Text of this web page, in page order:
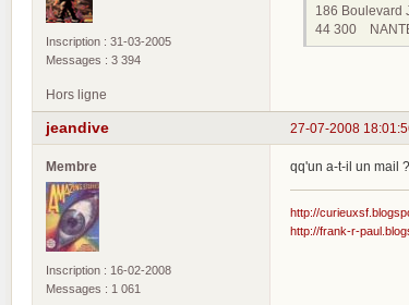
Inscription : 31-03-2005
Messages : 3 394
186 Boulevard
44 300
Hors ligne
27-07-2008
jeandive
Membre
Inscription : 16-02-2008
Messages : 1 061
qq'un a-t-il un mail
http://
http://frank-r-